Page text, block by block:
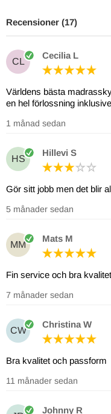
Recensioner (17)
CL
Cecilia L
Världens bästa
en hel förlossning
1 månad sedan
HS
Hillevi S
5 månader sedan
MM
Mats M
Fin service och bra
7 månader sedan
CW
Christina W
Bra kvalitet och passform
11 månader sedan
Johnny R